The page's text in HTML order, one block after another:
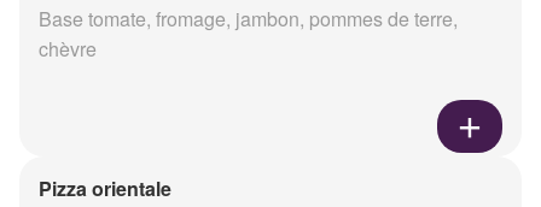
Base tomate, fromage, jambon, pommes de terre,
chèvre
Pizza orientale